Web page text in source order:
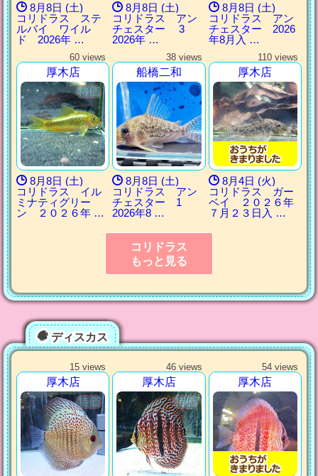
8月8日 (土)
コリドラス ステ
ルバイ ワイル
ド 2026年 …
8月8日 (土)
コリドラス アン
チェスター 3
2026年 …
8月8日 (土)
コリドラス アン
チェスター 2026
年8月入 …
60 views
厚木店
8月8日 (土)
コリドラス イル
ミナティグリー
ン ２０２６年 …
38 views
船橋二和
8月8日 (土)
コリドラス アン
チェスター 1
2026年8 …
110 views
厚木店
8月4日 (火)
コリドラス ガー
ベイ ２０２６年
７月２３日入 …
コリドラス
もっと見る
ディスカス
15 views
厚木店
46 views
厚木店
54 views
厚木店